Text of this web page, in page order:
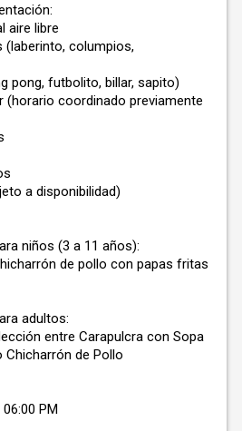
aire libre
columpios,
pong, futbolito, billar, sapito)
(horario coordinado previamente
a disponibilidad)
niños (3 a 11 años):
de pollo con papas fritas
adultos:
entre Carapulcra con Sopa
Chicharrón de Pollo
PM